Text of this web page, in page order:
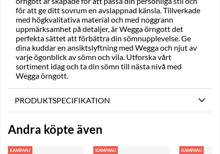
för att ge ditt sovrum en avslappnad känsla. Tillverkade
med högkvalitativa material och med noggrann
uppmärksamhet på detaljer, är Wegga örngott det
perfekta sättet att förbättra din sömnupplevelse. Ge
dina kuddar en ansiktslyftning med Wegga och njut av
varje ögonblick av sömn och vila. Utforska vårt
sortiment idag och ta din sömn till nästa nivå med
Wegga örngott.
PRODUKTSPECIFIKATION
Andra köpte även
KAMPANJ
KAMPANJ
KAMPANJ